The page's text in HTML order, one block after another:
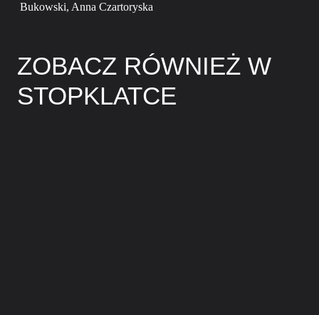
Bukowski, Anna Czartoryska
ZOBACZ RÓWNIEŻ W
STOPKLATCE